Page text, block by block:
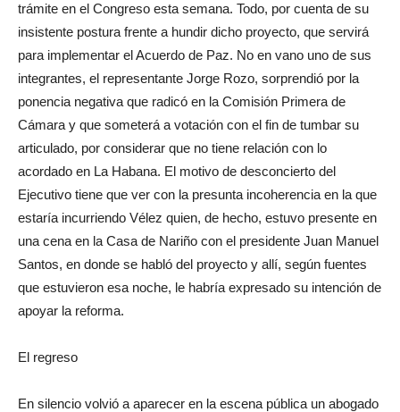
trámite en el Congreso esta semana. Todo, por cuenta de su
insistente postura frente a hundir dicho proyecto, que servirá
para implementar el Acuerdo de Paz. No en vano uno de sus
integrantes, el representante Jorge Rozo, sorprendió por la
ponencia negativa que radicó en la Comisión Primera de
Cámara y que someterá a votación con el fin de tumbar su
articulado, por considerar que no tiene relación con lo
acordado en La Habana. El motivo de desconcierto del
Ejecutivo tiene que ver con la presunta incoherencia en la que
estaría incurriendo Vélez quien, de hecho, estuvo presente en
una cena en la Casa de Nariño con el presidente Juan Manuel
Santos, en donde se habló del proyecto y allí, según fuentes
que estuvieron esa noche, le habría expresado su intención de
apoyar la reforma.
El regreso
En silencio volvió a aparecer en la escena pública un abogado